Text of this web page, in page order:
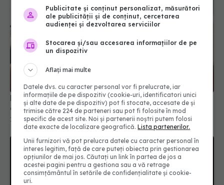
De ce creierul tău decide dacă te îngrași înainte
de prima înghițitură
10 iun 2026, 12:20
Publicitate și conținut personalizat, măsurători
ale publicității și de conținut, cercetarea
audienței și dezvoltarea serviciilor
Stocarea și/sau accesarea informațiilor de pe
un dispozitiv
Aflați mai multe
Datele dvs. cu caracter personal vor fi prelucrate, iar
informațiile de pe dispozitiv (cookie-uri, identificatori unici
și alte date de pe dispozitiv) pot fi stocate, accesate de și
trimise către 224 de parteneri sau pot fi folosite în mod
specific de acest site. Noi și partenerii noștri putem folosi
date exacte de localizare geografică.Lista partenerilor.
Unii furnizori vă pot prelucra datele cu caracter personal în
interes legitim, față de care puteți obiecta prin gestionarea
opțiunilor de mai jos. Căutați un link în partea de jos a
acestei pagini pentru a gestiona sau a vă retrage
consimțământul în setările de confidențialitate și cookie-
uri.